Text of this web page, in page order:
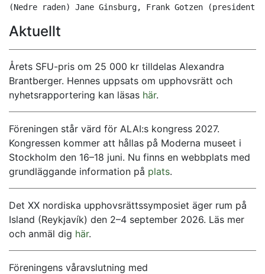
(Nedre raden) Jane Ginsburg, Frank Gotzen (president)
Aktuellt
Årets SFU-pris om 25 000 kr tilldelas Alexandra
Brantberger. Hennes uppsats om upphovsrätt och
nyhetsrapportering kan läsas här.
Föreningen står värd för ALAI:s kongress 2027.
Kongressen kommer att hållas på Moderna museet i
Stockholm den 16–18 juni. Nu finns en webbplats med
grundläggande information på plats.
Det XX nordiska upphovsrättssymposiet äger rum på
Island (Reykjavík) den 2–4 september 2026. Läs mer
och anmäl dig här.
Föreningens våravslutning med